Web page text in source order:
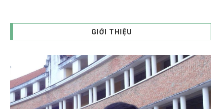
GIỚI THIỆU